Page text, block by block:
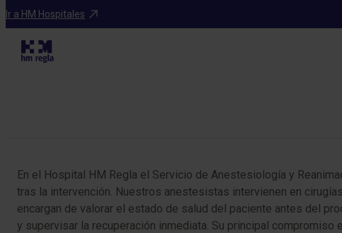
Ir a HM Hospitales
Especialidades
En el Hospital HM Regla el Servicio de Anestesiología y
tras la intervención. Nuestros anestesistas intervienen en
encargan de valorar el estado de salud del paciente antes del
y supervisar la recuperación inmediata. Su principal